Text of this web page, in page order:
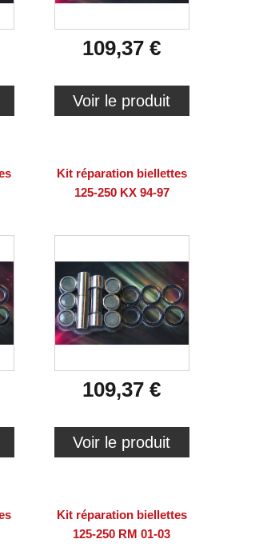
109,37 €
Voir le produit
Kit réparation biellettes
125-250 KX 94-97
109,37 €
Voir le produit
Kit réparation biellettes
125-250 RM 01-03